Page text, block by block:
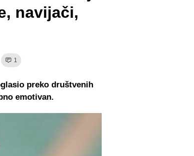
navijači,
1
preko društvenih
emotivan.